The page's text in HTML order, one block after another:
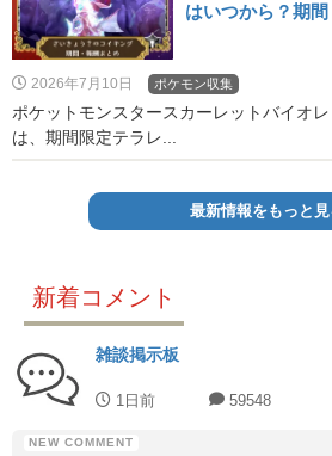
はいつから？期
2026年7月10日 ポケモン収集
ポケットモンスタースカーレットバイオ
は、期間限定テラレ...
最新情報をもっと見
新着コメント
雑談掲示板
1日前 59548